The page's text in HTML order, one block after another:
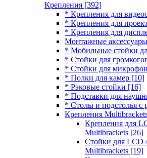
Крепления [392]
* Крепления для
* Крепления для
* Крепления для
Монтажные
* Мобильные стойки
* Стойки для
* Стойки для
* Полки для камер [10]
* Рэковые стойки [16]
* Подставки для
* Столы и подстолья с
Крепления
Крепления для
Multibrackets [26]
Стойки для LCD
Multibrackets [19]